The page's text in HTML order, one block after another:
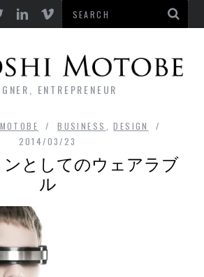
ENTREPRENEUR
BUSINESS ,DESIGN
2014/03/23
としてのウェアラブ
ル